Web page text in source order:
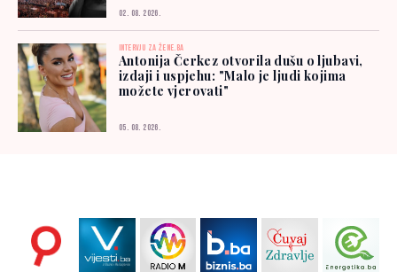
02. 08. 2026.
INTERVJU ZA ŽENE.BA
Antonija Čerkez otvorila dušu o ljubavi,
izdaji i uspjehu: "Malo je ljudi kojima
možete vjerovati"
05. 08. 2026.